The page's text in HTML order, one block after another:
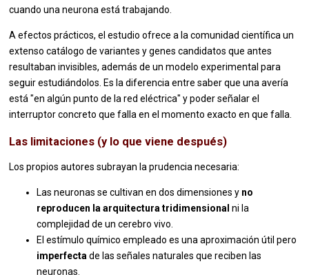
cuando una neurona está trabajando.
A efectos prácticos, el estudio ofrece a la comunidad científica un
extenso catálogo de variantes y genes candidatos que antes
resultaban invisibles, además de un modelo experimental para
seguir estudiándolos. Es la diferencia entre saber que una avería
está "en algún punto de la red eléctrica" y poder señalar el
interruptor concreto que falla en el momento exacto en que falla.
Las limitaciones (y lo que viene después)
Los propios autores subrayan la prudencia necesaria:
Las neuronas se cultivan en dos dimensiones y no
reproducen la arquitectura tridimensional ni la
complejidad de un cerebro vivo.
El estímulo químico empleado es una aproximación útil pero
imperfecta de las señales naturales que reciben las
neuronas.